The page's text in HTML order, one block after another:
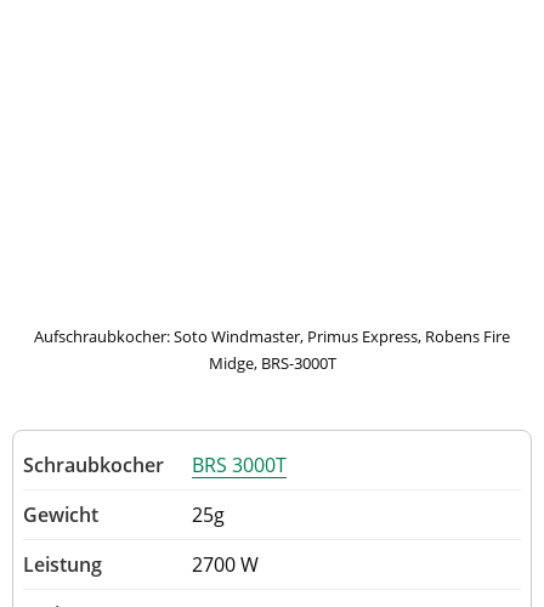
Aufschraubkocher: Soto Windmaster, Primus Express, Robens Fire
Midge, BRS-3000T
BRS 3000T
25g
2700 W